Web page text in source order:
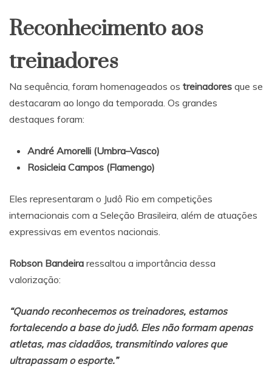
Reconhecimento aos
treinadores
Na sequência, foram homenageados os treinadores que se
destacaram ao longo da temporada. Os grandes
destaques foram:
André Amorelli (Umbra–Vasco)
Rosicleia Campos (Flamengo)
Eles representaram o Judô Rio em competições
internacionais com a Seleção Brasileira, além de atuações
expressivas em eventos nacionais.
Robson Bandeira ressaltou a importância dessa
valorização:
“Quando reconhecemos os treinadores, estamos
fortalecendo a base do judô. Eles não formam apenas
atletas, mas cidadãos, transmitindo valores que
ultrapassam o esporte.”